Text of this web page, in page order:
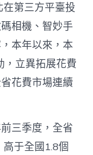
第三方平臺投
相機、智妙手
本年以來，本
，立異拓展花費
花費市場連續
三季度，全省
于全國1.8個